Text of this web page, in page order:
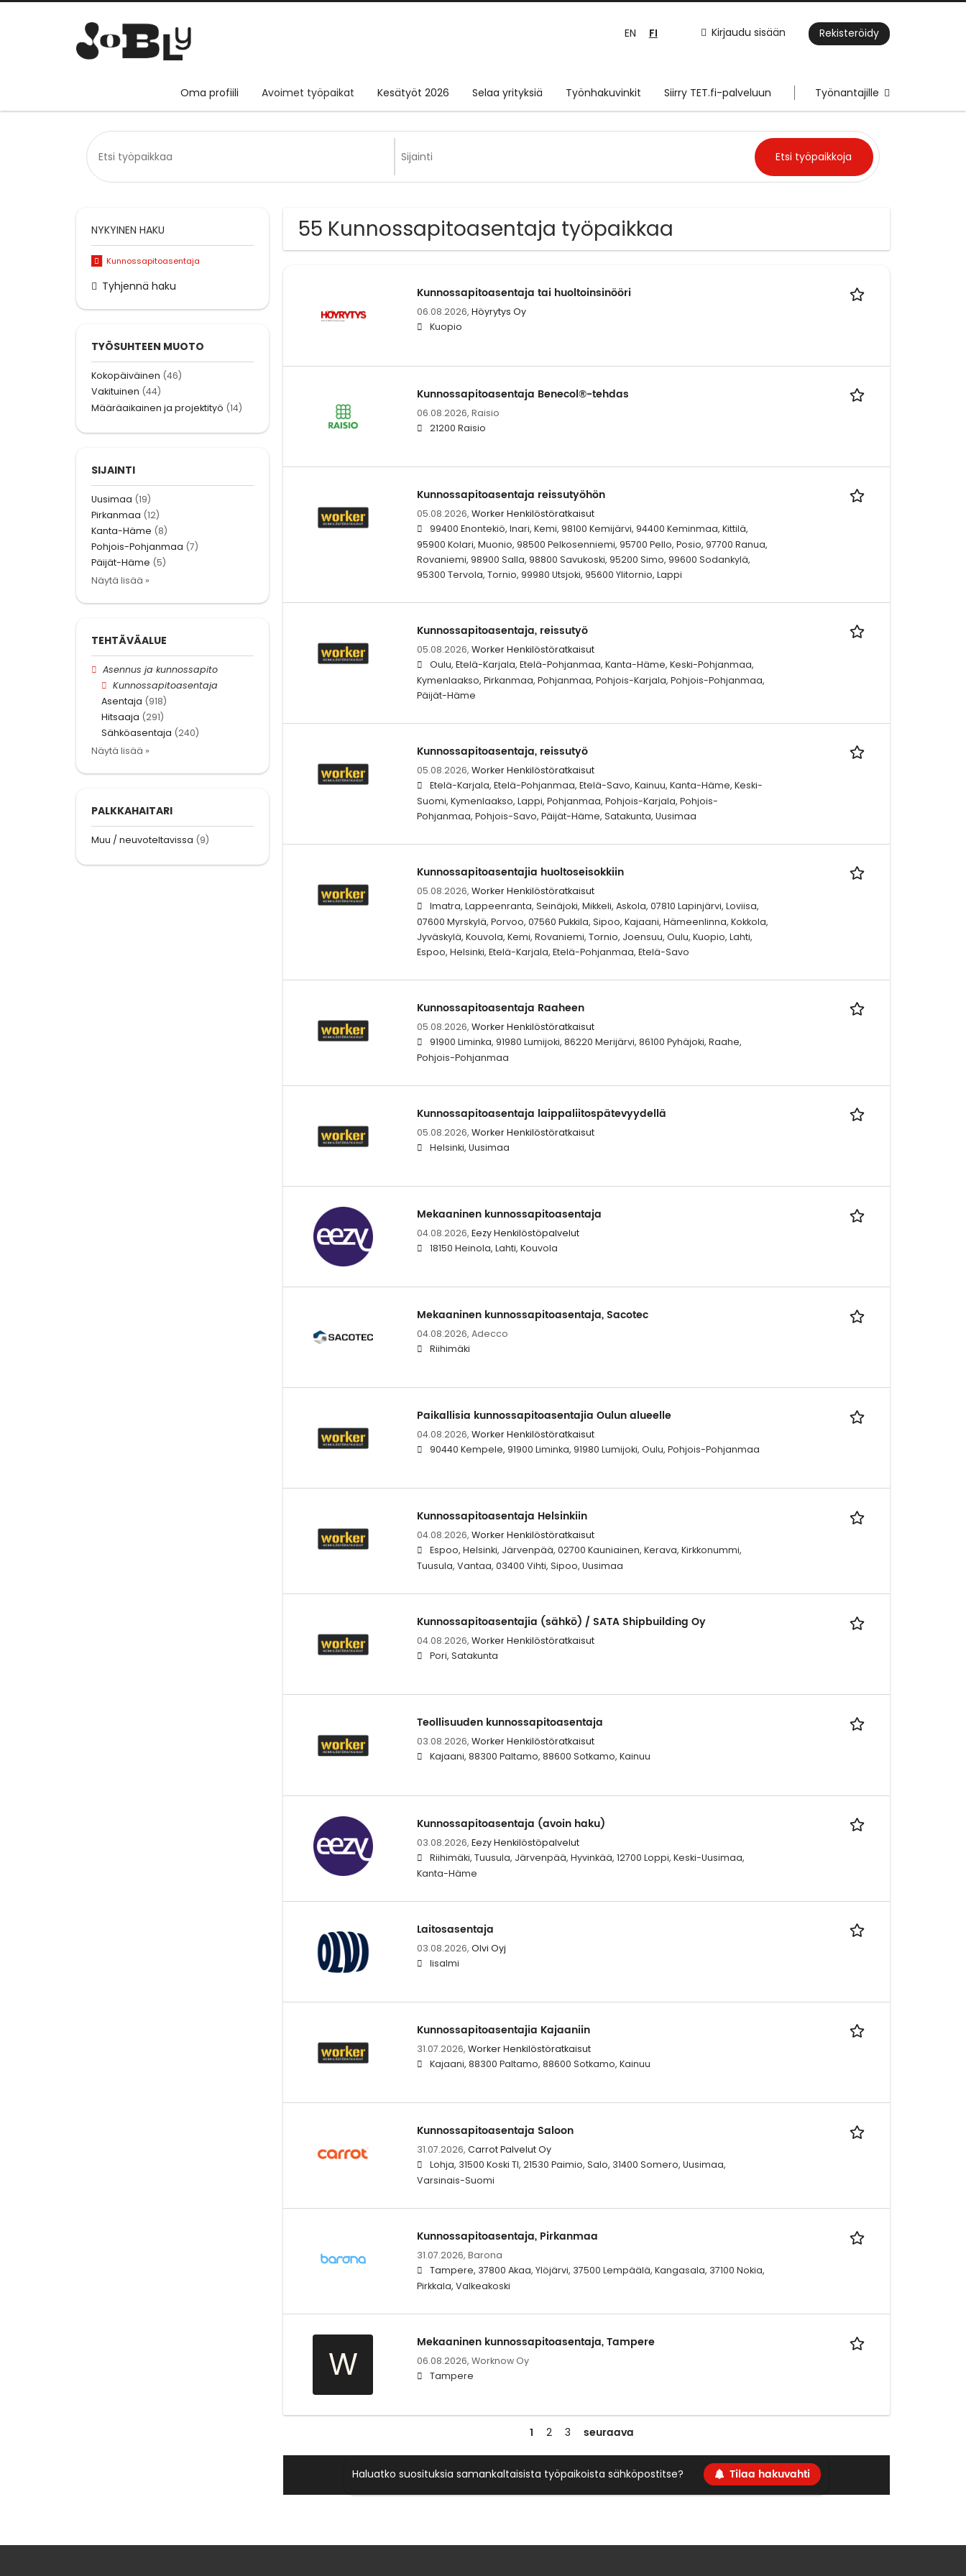
Kirjaudu sisään Rekisteröidy
EN FI
Oma profiili Avoimet työpaikat Kesätyöt 2026 Selaa yrityksiä Työnhakuvinkit Siirry TET.fi-palveluun Työnantajille
55 Kunnossapitoasentaja työpaikkaa
Kunnossapitoasentaja tai huoltoinsinööri
06.08.2026, Höyrytys Oy
Kuopio
Kunnossapitoasentaja Benecol®-tehdas
06.08.2026, Raisio
21200 Raisio
Kunnossapitoasentaja reissutyöhön
05.08.2026, Worker Henkilöstöratkaisut
99400 Enontekiö, Inari, Kemi, 98100 Kemijärvi, 94400 Keminmaa, Kittilä,
95900 Kolari, Muonio, 98500 Pelkosenniemi, 95700 Pello, Posio, 97700 Ranua,
Rovaniemi, 98900 Salla, 98800 Savukoski, 95200 Simo, 99600 Sodankylä,
95300 Tervola, Tornio, 99980 Utsjoki, 95600 Ylitornio, Lappi
Kunnossapitoasentaja, reissutyö
05.08.2026, Worker Henkilöstöratkaisut
Oulu, Etelä-Karjala, Etelä-Pohjanmaa, Kanta-Häme, Keski-Pohjanmaa,
Kymenlaakso, Pirkanmaa, Pohjanmaa, Pohjois-Karjala, Pohjois-Pohjanmaa,
Päijät-Häme
Kunnossapitoasentaja, reissutyö
05.08.2026, Worker Henkilöstöratkaisut
Etelä-Karjala, Etelä-Pohjanmaa, Etelä-Savo, Kainuu, Kanta-Häme, Keski-
Suomi, Kymenlaakso, Lappi, Pohjanmaa, Pohjois-Karjala, Pohjois-
Pohjanmaa, Pohjois-Savo, Päijät-Häme, Satakunta, Uusimaa
Kunnossapitoasentajia huoltoseisokkiin
05.08.2026, Worker Henkilöstöratkaisut
Imatra, Lappeenranta, Seinäjoki, Mikkeli, Askola, 07810 Lapinjärvi, Loviisa,
07600 Myrskylä, Porvoo, 07560 Pukkila, Sipoo, Kajaani, Hämeenlinna, Kokkola,
Jyväskylä, Kouvola, Kemi, Rovaniemi, Tornio, Joensuu, Oulu, Kuopio, Lahti,
Espoo, Helsinki, Etelä-Karjala, Etelä-Pohjanmaa, Etelä-Savo
Kunnossapitoasentaja Raaheen
05.08.2026, Worker Henkilöstöratkaisut
91900 Liminka, 91980 Lumijoki, 86220 Merijärvi, 86100 Pyhäjoki, Raahe,
Pohjois-Pohjanmaa
Kunnossapitoasentaja laippaliitospätevyydellä
05.08.2026, Worker Henkilöstöratkaisut
Helsinki, Uusimaa
Mekaaninen kunnossapitoasentaja
04.08.2026, Eezy Henkilöstöpalvelut
18150 Heinola, Lahti, Kouvola
Mekaaninen kunnossapitoasentaja, Sacotec
04.08.2026, Adecco
Riihimäki
Paikallisia kunnossapitoasentajia Oulun alueelle
04.08.2026, Worker Henkilöstöratkaisut
90440 Kempele, 91900 Liminka, 91980 Lumijoki, Oulu, Pohjois-Pohjanmaa
Kunnossapitoasentaja Helsinkiin
04.08.2026, Worker Henkilöstöratkaisut
Espoo, Helsinki, Järvenpää, 02700 Kauniainen, Kerava, Kirkkonummi,
Tuusula, Vantaa, 03400 Vihti, Sipoo, Uusimaa
Kunnossapitoasentajia (sähkö) / SATA Shipbuilding Oy
04.08.2026, Worker Henkilöstöratkaisut
Pori, Satakunta
Teollisuuden kunnossapitoasentaja
03.08.2026, Worker Henkilöstöratkaisut
Kajaani, 88300 Paltamo, 88600 Sotkamo, Kainuu
Kunnossapitoasentaja (avoin haku)
03.08.2026, Eezy Henkilöstöpalvelut
Riihimäki, Tuusula, Järvenpää, Hyvinkää, 12700 Loppi, Keski-Uusimaa,
Kanta-Häme
Laitosasentaja
03.08.2026, Olvi Oyj
Iisalmi
Kunnossapitoasentajia Kajaaniin
31.07.2026, Worker Henkilöstöratkaisut
Kajaani, 88300 Paltamo, 88600 Sotkamo, Kainuu
Kunnossapitoasentaja Saloon
31.07.2026, Carrot Palvelut Oy
Lohja, 31500 Koski Tl, 21530 Paimio, Salo, 31400 Somero, Uusimaa,
Varsinais-Suomi
Kunnossapitoasentaja, Pirkanmaa
31.07.2026, Barona
Tampere, 37800 Akaa, Ylöjärvi, 37500 Lempäälä, Kangasala, 37100 Nokia,
Pirkkala, Valkeakoski
W
Mekaaninen kunnossapitoasentaja, Tampere
06.08.2026, Worknow Oy
Tampere
1 2 3 seuraava
Haluatko suosituksia samankaltaisista työpaikoista sähköpostitse? Tilaa hakuvahti
NYKYINEN HAKU
Kunnossapitoasentaja
Tyhjennä haku
TYÖSUHTEEN MUOTO
Kokopäiväinen (46)
Vakituinen (44)
Määräaikainen ja projektityö (14)
SIJAINTI
Uusimaa (19)
Pirkanmaa (12)
Kanta-Häme (8)
Pohjois-Pohjanmaa (7)
Päijät-Häme (5)
Näytä lisää »
TEHTÄVÄALUE
Asennus ja kunnossapito
Kunnossapitoasentaja
Asentaja (918)
Hitsaaja (291)
Sähköasentaja (240)
Näytä lisää »
PALKKAHAITARI
Muu / neuvoteltavissa (9)